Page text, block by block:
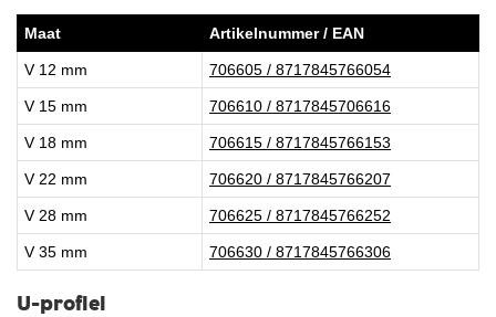
Maat Artikelnummer / EAN
V 12 mm 706605 / 8717845766054
V 15 mm 706610 / 8717845706616
V 18 mm 706615 / 8717845766153
V 22 mm 706620 / 8717845766207
V 28 mm 706625 / 8717845766252
V 35 mm 706630 / 8717845766306
U-profiel